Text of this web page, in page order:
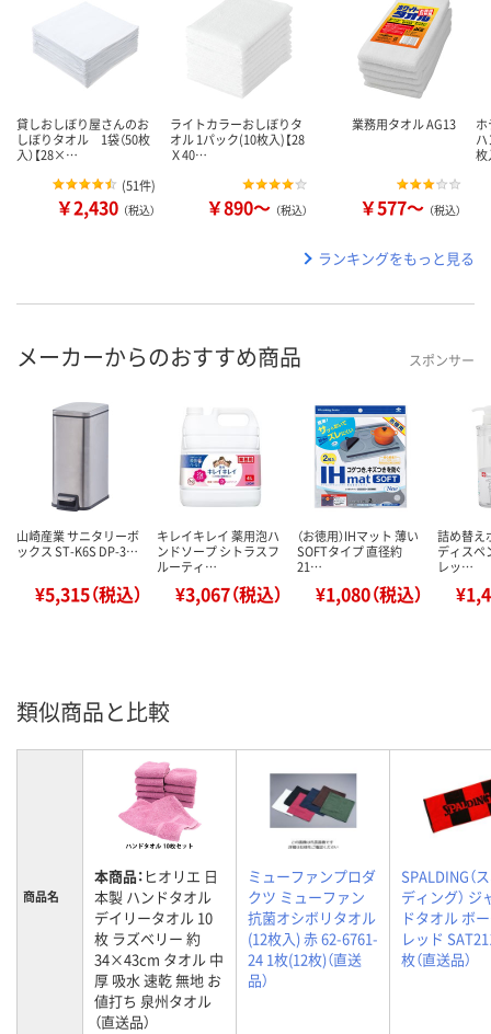
貸しおしぼり屋さんのお
しぼりタオル 1袋（50枚
入）【28×…
(51件)
￥2,430 （税込）
ライトカラーおしぼりタ
オル 1パック(10枚入)【28
Ｘ40…
￥890～ （税込）
業務用タオル AG13
￥577～ （税込）
枚
ランキングをもっと見る
メーカーからのおすすめ商品 スポンサー
山崎産業 サニタリーボ
ックス ST-K6S DP-3…
¥5,315（税込）
キレイキレイ 薬用泡ハ
ンドソープ シトラスフ
ルーティ…
¥3,067（税込）
（お徳用）IHマット 薄い
SOFTタイプ 直径約
21…
¥1,080（税込）
詰め替え
ディスペ
レッ…
類似商品と比較
商品名
本商品： ヒオリエ 日
本製 ハンドタオル
デイリータオル 10
枚 ラズベリー 約
34×43cm タオル 中
厚 吸水 速乾 無地 お
値打ち 泉州タオル
（直送品）
ミューファンプロダ
クツ ミューファン
抗菌オシボリタオル
(12枚入) 赤 62-6761-
24 1枚(12枚)（直送
品）
SPALDING（
ディング） ジ
ドタオル ボ
レッド
枚（直送品）